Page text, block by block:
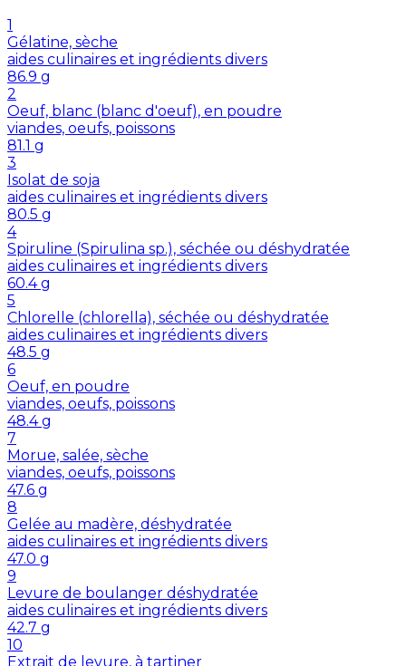
1
Gélatine, sèche
aides culinaires et ingrédients divers
86.9 g
2
Oeuf, blanc (blanc d'oeuf), en poudre
viandes, oeufs, poissons
81.1 g
3
Isolat de soja
aides culinaires et ingrédients divers
80.5 g
4
Spiruline (Spirulina sp.), séchée ou déshydratée
aides culinaires et ingrédients divers
60.4 g
5
Chlorelle (chlorella), séchée ou déshydratée
aides culinaires et ingrédients divers
48.5 g
6
Oeuf, en poudre
viandes, oeufs, poissons
48.4 g
7
Morue, salée, sèche
viandes, oeufs, poissons
47.6 g
8
Gelée au madère, déshydratée
aides culinaires et ingrédients divers
47.0 g
9
Levure de boulanger déshydratée
aides culinaires et ingrédients divers
42.7 g
10
Extrait de levure, à tartiner